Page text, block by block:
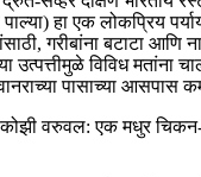
हा एक लोकप्रिय
गरीबांना बटाटा
उत्पत्तीमुळे विविध मतांना
पासाच्या आसपास
वरुवल: एक मधुर